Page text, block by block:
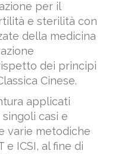
per il
e sterilità con
della medicina
dei principi
Cinese.
applicati
casi e
varie metodiche
e ICSI, al fine di